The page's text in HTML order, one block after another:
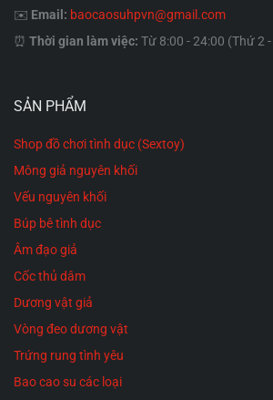
✉️ Email: baocaosuhpvn@gmail.com
⏰ Thời gian làm việc: Từ 8:00 - 24:00 (Thứ 2
SẢN PHẨM
Shop đồ chơi tình dục (Sextoy)
Mông giả nguyên khối
Vếu nguyên khối
Búp bê tình dục
Âm đạo giả
Cốc thủ dâm
Dương vật giả
Vòng đeo dương vật
Trứng rung tình yêu
Bao cao su các loại